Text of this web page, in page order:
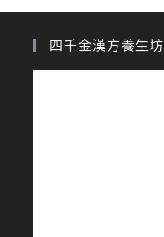
四千金漢方養生坊